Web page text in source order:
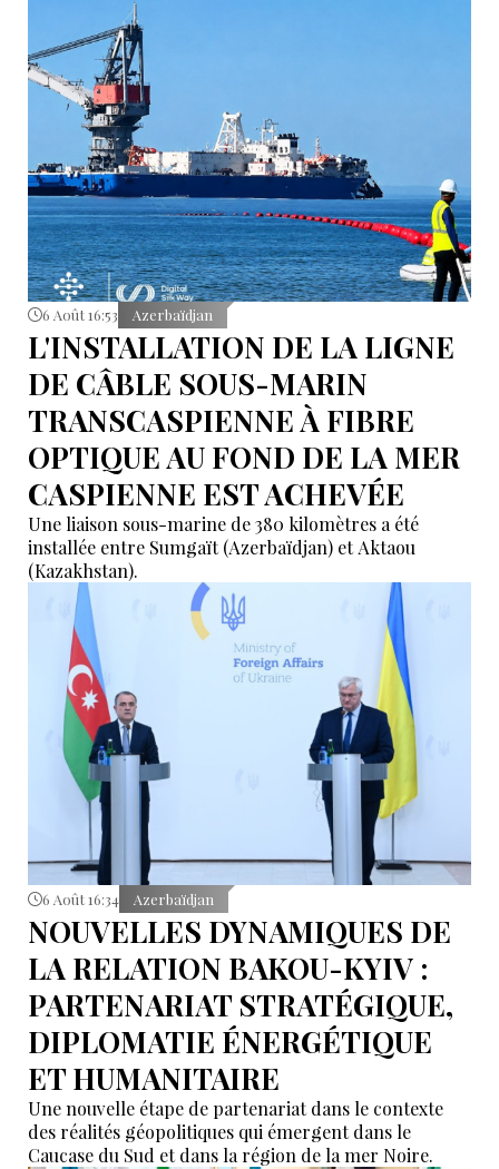
6 Août 16:53 Azerbaïdjan
L'INSTALLATION DE LA LIGNE
DE CÂBLE SOUS-MARIN
TRANSCASPIENNE À FIBRE
OPTIQUE AU FOND DE LA MER
CASPIENNE EST ACHEVÉE
Une liaison sous-marine de 380 kilomètres a été
installée entre Sumgaït (Azerbaïdjan) et Aktaou
(Kazakhstan).
6 Août 16:34 Azerbaïdjan
NOUVELLES DYNAMIQUES DE
LA RELATION BAKOU-KYIV :
PARTENARIAT STRATÉGIQUE,
DIPLOMATIE ÉNERGÉTIQUE
ET HUMANITAIRE
Une nouvelle étape de partenariat dans le contexte
des réalités géopolitiques qui émergent dans le
Caucase du Sud et dans la région de la mer Noire.